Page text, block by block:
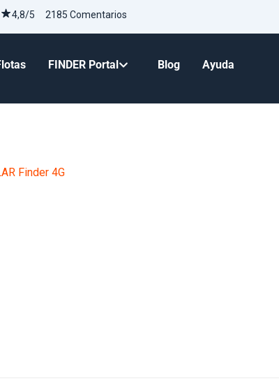
4,8/5 2185 Comentarios
FINDER Portal Blog Ayuda
Finder 4G